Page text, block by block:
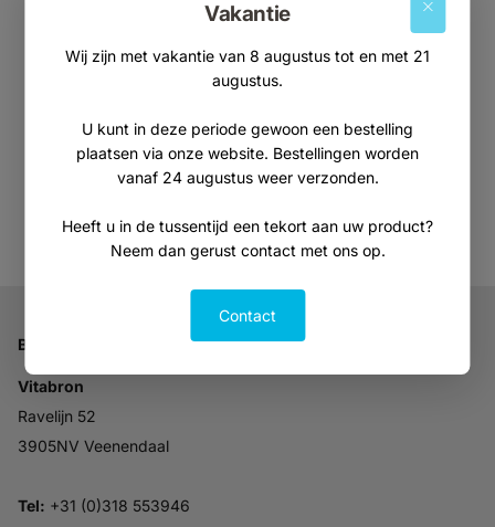
Vakantie
Wij zijn met vakantie van 8 augustus tot en met 21
augustus.
U kunt in deze periode gewoon een bestelling
plaatsen via onze website. Bestellingen worden
vanaf 24 augustus weer verzonden.
Heeft u in de tussentijd een tekort aan uw product?
Neem dan gerust contact met ons op.
Contact
E-mailadres
Aanmelden
Bedrijfsgegevens
Vitabron
Ravelijn 52
3905NV Veenendaal
Tel: +31 (0)318 553946